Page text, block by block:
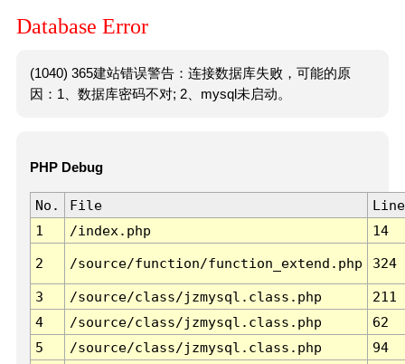
Database Error
(1040) 365建站错误警告：连接数据库失败，可能的原
因：1、数据库密码不对; 2、mysql未启动。
PHP Debug
No. File
Line
1
/index.php 14
2 /source/function/function_extend.php 324
3 /source/class/jzmysql.class.php
211
4
/source/class/jzmysql.class.php
62
5
/source/class/jzmysql.class.php
94